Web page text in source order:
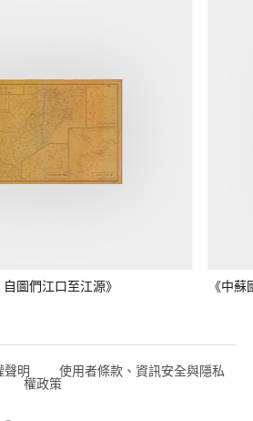
圖們江口至江源》 《中
聲明 使用者條款、資訊安全與隱私
權政策